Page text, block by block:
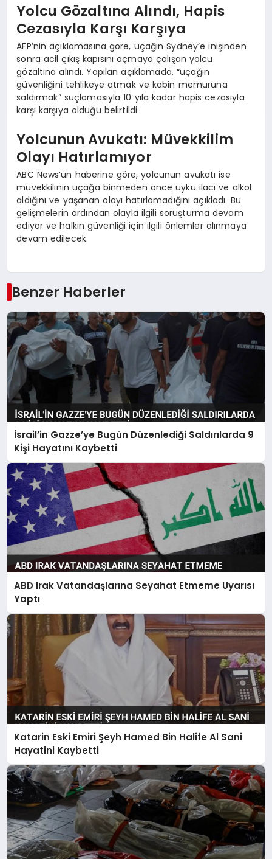
Yolcu Gözaltına Alındı, Hapis
Cezasıyla Karşı Karşıya
AFP’nin açıklamasına göre, uçağın Sydney’e inişinden
sonra acil çıkış kapısını açmaya çalışan yolcu
gözaltına alındı. Yapılan açıklamada, “uçağın
güvenliğini tehlikeye atmak ve kabin memuruna
saldırmak” suçlamasıyla 10 yıla kadar hapis cezasıyla
karşı karşıya olduğu belirtildi.
Yolcunun Avukatı: Müvekkilim
Olayı Hatırlamıyor
ABC News’ün haberine göre, yolcunun avukatı ise
müvekkilinin uçağa binmeden önce uyku ilacı ve alkol
aldığını ve yaşanan olayı hatırlamadığını açıkladı. Bu
gelişmelerin ardından olayla ilgili soruşturma devam
ediyor ve halkın güvenliği için ilgili önlemler alınmaya
devam edilecek.
Benzer Haberler
İsrail’in Gazze’ye Bugün Düzenlediği Saldırılarda 9
Kişi Hayatını Kaybetti
ABD Irak Vatandaşlarına Seyahat Etmeme Uyarısı
Yaptı
Katarin Eski Emiri Şeyh Hamed Bin Halife Al Sani
Hayatini Kaybetti